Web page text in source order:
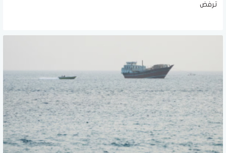
ترفض